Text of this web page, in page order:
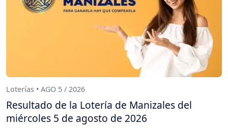
Loterías • AGO 5 / 2026
Resultado de la Lotería de Manizales del
miércoles 5 de agosto de 2026